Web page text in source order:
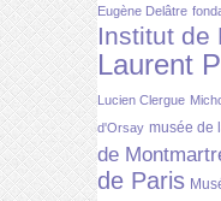
Eugène Delâtre
Institut de
Laurent
Lucien Clergue
d'Orsay musée de
de
de Paris